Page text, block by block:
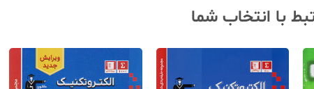
با انتخاب شما